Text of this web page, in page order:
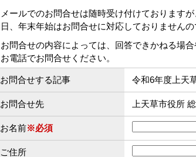
メールでのお問合せは随時受け付けております
日、年末年始はお問合せに対応しておりませんの
お問合せの内容によっては、回答できかねる場
お電話でお問合せください。
お問合せする記事 令和6年度上天
お問合せ先 上天草市役所
お名前※必須
ご住所